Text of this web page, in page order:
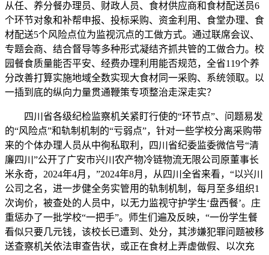
从任、养分餐办理员、财政人员、食材供应商和食材配送员6
个环节对象和补帮申报、投标采购、资金利用、食堂办理、食
材配送5个风险点位为监视沉点的工做方式。通过联席会议、
专题会商、结合督导等多种形式凝结齐抓共管的工做合力。校
园餐食质量能否平安、经费办理利用能否规范，全省119个养
分改善打算实施地域全数实现大食材同一采购、系统领取。以
一插到底的纵向力量贯通鞭策专项整治走深走实？
四川省各级纪检监察机关紧盯行使的“环节点”、问题易发
的“风险点”和轨制机制的“亏弱点”，针对一些学校分离采购带
来的个体办理人员从中徇私取利，四川省纪委监委微信号“清
廉四川”公开了广安市兴川农产物冷链物流无限公司原董事长
米永奇，2024年4月，”2024年8月，从四川全省来看，“以兴川
公司之名，进一步健全务实管用的轨制机制，每月至多组织1
次询价，被查处的人员中，以无力监视守护学生‘盘西餐’。庄
重惩办了一批学校“一把手”。师生们遍及反映，“一份学生餐
看似只要几元钱，该校长已遭到、处分，其涉嫌犯罪问题被移
送查察机关依法审查告状，或正在食材上弄虚做假、以次充